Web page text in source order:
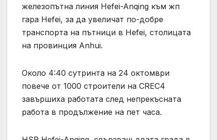
железопътна линия Hefei-Anqing към жп
гара Hefei, за да увеличат по-добре
транспорта на пътници в Hefei, столицата
на провинция Anhui.
Около 4:40 сутринта на 24 октомври
повече от 1000 строители на CREC4
завършиха работата след непрекъсната
работа в продължение на пет часа.